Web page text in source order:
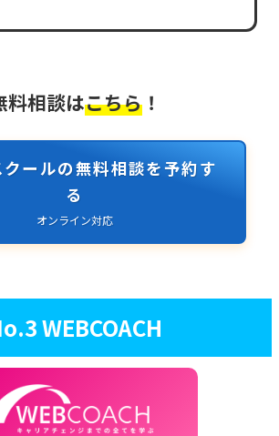
料相談はこちら！
ールの無料相談を予約す
る
オンライン対応
WEBCOACH